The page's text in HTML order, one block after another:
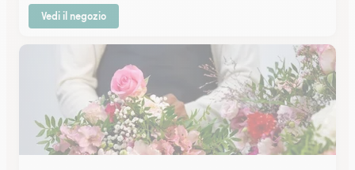
Vedi il negozio